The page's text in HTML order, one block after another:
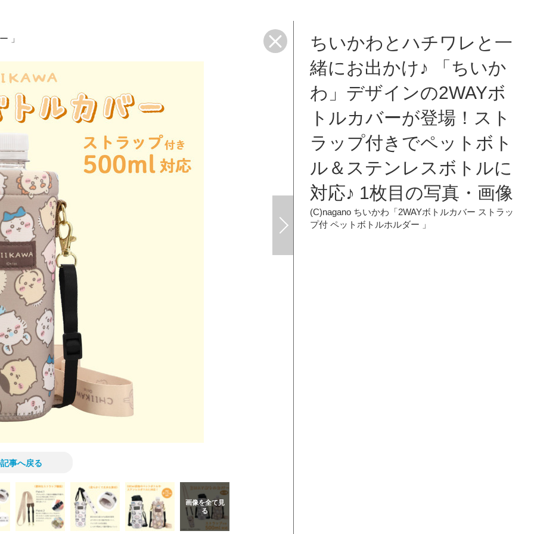
」
事へ戻る
ちいかわとハチワレと一
緒にお出かけ♪ 「ちいか
わ」デザインの2WAYボ
トルカバーが登場！スト
ラップ付きでペットボト
ル＆ステンレスボトルに
対応♪ 1枚目の写真・画像
(C)nagano ちいかわ「2WAYボトルカバー ストラッ
プ付 ペットボトルホルダー 」